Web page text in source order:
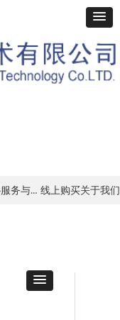
服务与支持 线上购买关于我们